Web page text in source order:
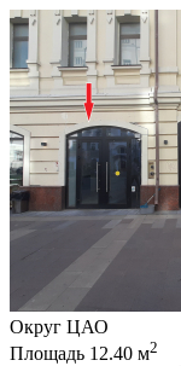
Округ ЦАО
Площадь 12.40 м2